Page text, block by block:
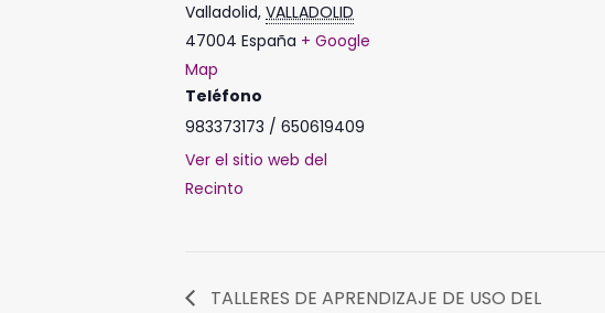
Valladolid, VALLADOLID
47004 España + Google
Map
Teléfono
983373173 / 650619409
Ver el sitio web del
Recinto
TALLERES DE APRENDIZAJE DE USO DEL